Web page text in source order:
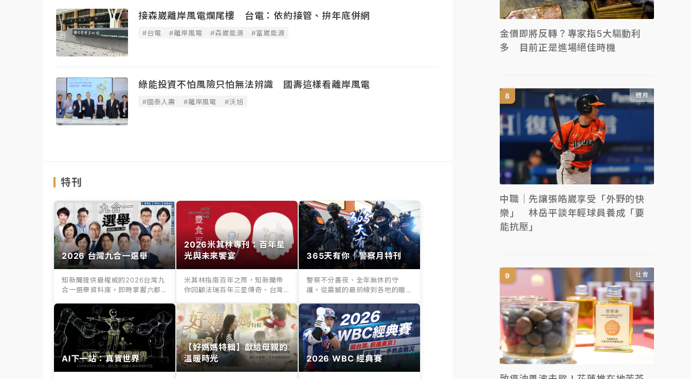
接森崴離岸風電爛尾樓 台電：依約接管、拚年底併網
#台電 #離岸風電 #森崴能源 #富崴能源
綠能投資不怕風險只怕無法辨識 國壽這樣看離岸風電
#國泰人壽 #離岸風電 #沃旭
特刊
2026 台灣九合一選舉
知新聞提供最權威的2026台灣九
合一選舉資料庫。即時掌握六都
2026米其林專刊：百年星
光與未來饗宴
米其林指南百年之際，知新聞帶
你回顧法瑞百年三星傳奇、台灣
365天有你｜警察月特刊
警察不分晝夜、全年無休的守
護。從震撼的最前線到各地的暖
AI下一站：真實世界
【好媽媽特輯】獻給母親的
溫暖時光
2026 WBC 經典賽
金價即將反轉？專家指5大驅動利
多 目前正是進場絕佳時機
體育
中職｜先讓張皓崴享受「外野的快
樂」 林岳平談年輕球員養成「要
能抗壓」
社會